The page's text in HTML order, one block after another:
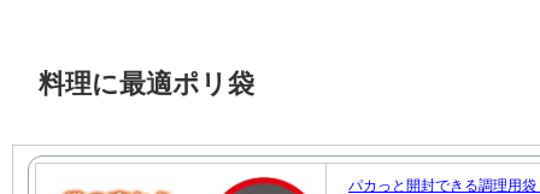
料理に最適ポリ袋
パカっと開封できる調理用袋